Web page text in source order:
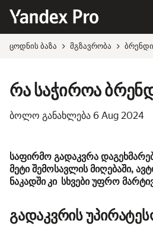
ცოდნის ბაზა მგზავრობა
რა საჭიროა
ბოლო განახლება 6 Aug 2024
საფირმო გადაკვრა
მეტი შემოსავლის მიღებაში,
ნაკადში კი სხვები უფრო
გადაკვრის